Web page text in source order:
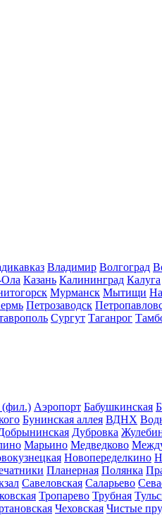
Владимир Волгоград
Казань Калининград Калуга
Мурманск Мытищи
Петрозаводск
Сургут Таганрог
(фил.) Аэропорт Бабушкинская
Бунинская аллея ВДНХ
Дубровка
Марьино Медведково
Новопеределкино
Планерная Полянка
Савеловская Саларьево
Тропарево Трубная
Чеховская Чистые